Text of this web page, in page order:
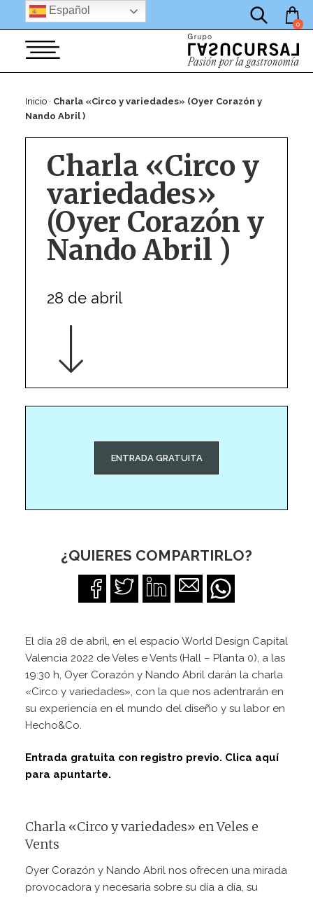
contenido
0
Inicio · Charla «Circo y variedades» (Oyer Corazón y
Nando Abril )
Charla «Circo y
variedades»
(Oyer Corazón y
Nando Abril )
28 de abril
ENTRADA GRATUITA
¿QUIERES COMPARTIRLO?
El día 28 de abril, en el espacio World Design Capital
Valencia 2022 de Veles e Vents (Hall – Planta 0), a las
19:30 h, Oyer Corazón y Nando Abril darán la charla
«Circo y variedades», con la que nos adentrarán en
su experiencia en el mundo del diseño y su labor en
Hecho&Co.
Entrada gratuita con registro previo. Clica aquí
para apuntarte.
Charla «Circo y variedades» en Veles e
Vents
Oyer Corazón y Nando Abril nos ofrecen una mirada
provocadora y necesaria sobre su día a día, su
Español